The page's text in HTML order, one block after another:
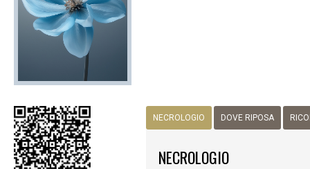
NECROLOGIO DOVE RIPOSA
NECROLOGIO